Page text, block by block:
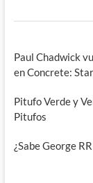
Paul Chadwick
en Concrete:
Pitufo Verde y
Pitufos
¿Sabe George